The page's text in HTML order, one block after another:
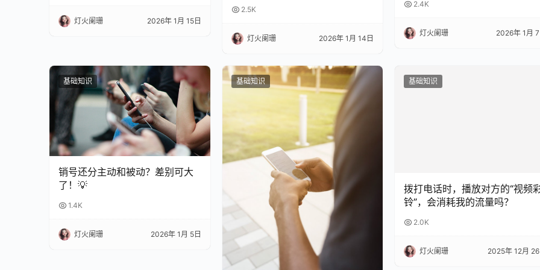
灯火阑珊 2026年 1月 15日
2.5K
灯火阑珊 2026年 1月 14日
2.4K
灯火阑珊 2026年 1月 7
基础知识
销号还分主动和被动？差别可大
了！💡
1.4K
灯火阑珊 2026年 1月 5日
基础知识 基础知识
拨打电话时，播放对方的“视频彩